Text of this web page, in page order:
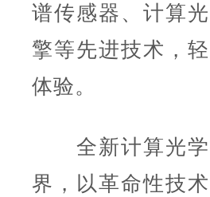
谱传感器、计算
擎等先进技术，
体验。
全新计算光学
界，以革命性技